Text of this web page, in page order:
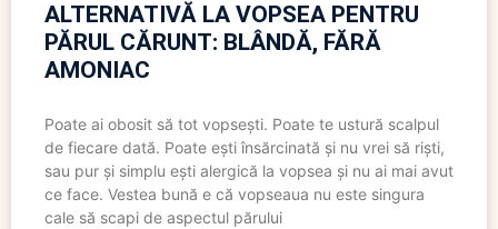
ALTERNATIVĂ LA VOPSEA PENTRU
PĂRUL CĂRUNT: BLÂNDĂ, FĂRĂ
AMONIAC
Poate ai obosit să tot vopsești. Poate te ustură scalpul
de fiecare dată. Poate ești însărcinată și nu vrei să riști,
sau pur și simplu ești alergică la vopsea și nu ai mai avut
ce face. Vestea bună e că vopseaua nu este singura
cale să scapi de aspectul părului